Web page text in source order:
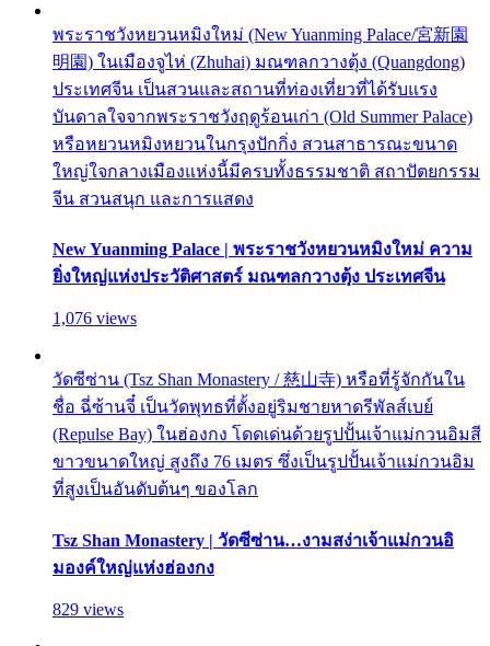
พระราชวังหยวนหมิงใหม่ (New Yuanming Palace/宮新園
明園) ในเมืองจูไห่ (Zhuhai) มณฑลกวางตุ้ง (Quangdong)
ประเทศจีน เป็นสวนและสถานที่ท่องเที่ยวที่ได้รับแรง
บันดาลใจจากพระราชวังฤดูร้อนเก่า (Old Summer Palace)
หรือหยวนหมิงหยวนในกรุงปักกิ่ง สวนสาธารณะขนาด
ใหญ่ใจกลางเมืองแห่งนี้มีครบทั้งธรรมชาติ สถาปัตยกรรม
จีน สวนสนุก และการแสดง
New Yuanming Palace | พระราชวังหยวนหมิงใหม่ ความ
ยิ่งใหญ่แห่งประวัติศาสตร์ มณฑลกวางตุ้ง ประเทศจีน
1,076 views
วัดซีซ่าน (Tsz Shan Monastery / 慈山寺) หรือที่รู้จักกันใน
ชื่อ ฉี่ซ้านจี๋ เป็นวัดพุทธที่ตั้งอยู่ริมชายหาดรีพัลส์เบย์
(Repulse Bay) ในฮ่องกง โดดเด่นด้วยรูปปั้นเจ้าแม่กวนอิมสี
ขาวขนาดใหญ่ สูงถึง 76 เมตร ซึ่งเป็นรูปปั้นเจ้าแม่กวนอิม
ที่สูงเป็นอันดับต้นๆ ของโลก
Tsz Shan Monastery | วัดซีซ่าน…งามสง่าเจ้าแม่กวนอิ
มองค์ใหญ่แห่งฮ่องกง
829 views